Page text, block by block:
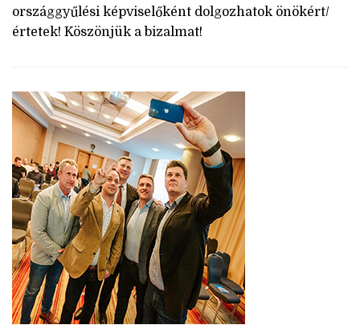
országgyűlési képviselőként dolgozhatok önökért/
értetek! Köszönjük a bizalmat!